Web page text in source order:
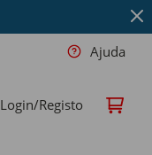
Ajuda
Login/Registo